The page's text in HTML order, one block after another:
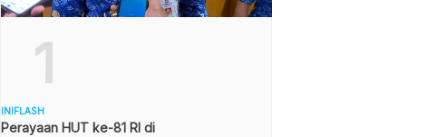
1
INIFLASH
Perayaan HUT ke-81 RI di